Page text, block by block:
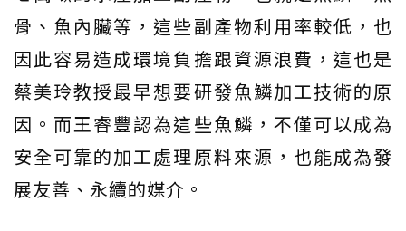
骨、魚內臟等，這些副產物利用率較低，也
因此容易造成環境負擔跟資源浪費，這也是
蔡美玲教授最早想要研發魚鱗加工技術的原
因。而王睿豐認為這些魚鱗，不僅可以成為
安全可靠的加工處理原料來源，也能成為發
展友善、永續的媒介。